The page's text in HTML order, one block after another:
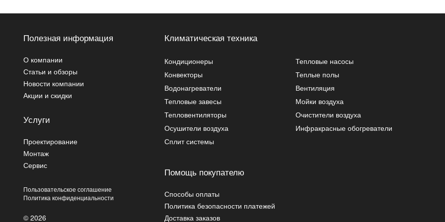
Полезная информация
О компании
Статьи и обзоры
Новости компании
Акции и скидки
Услуги
Проектирование
Монтаж
Сервис
Климатическая техника
Кондиционеры
Тепловые насосы
Конвекторы
Теплые полы
Водонагреватели
Вентиляция
Тепловые завесы
Мойки воздуха
Тепловентиляторы
Очистители воздуха
Осушители воздуха
Инфракрасные обогреватели
Сплит системы
Пользовательское соглашение
Политика конфиденциальности
© 2026
Помощь покупателю
Способы оплаты
Политика безопасности платежей
Доставка заказов